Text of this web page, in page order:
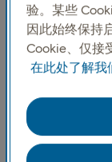
行业，仍然
如前几个季
呈现强劲的
中国现已
国市场
本季度，来自中
验。某些
因此始终保持
Cookie、仅接
在此处了解我